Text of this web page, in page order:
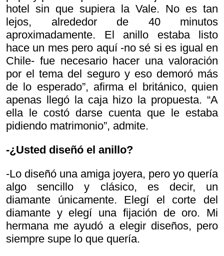
hotel sin que supiera la Vale. No es tan
lejos, alrededor de 40 minutos
aproximadamente. El anillo estaba listo
hace un mes pero aquí -no sé si es igual en
Chile- fue necesario hacer una valoración
por el tema del seguro y eso demoró más
de lo esperado”, afirma el británico, quien
apenas llegó la caja hizo la propuesta. “A
ella le costó darse cuenta que le estaba
pidiendo matrimonio”, admite.
-¿Usted diseñó el anillo?
-Lo diseñó una amiga joyera, pero yo quería
algo sencillo y clásico, es decir, un
diamante únicamente. Elegí el corte del
diamante y elegí una fijación de oro. Mi
hermana me ayudó a elegir diseños, pero
siempre supe lo que quería.